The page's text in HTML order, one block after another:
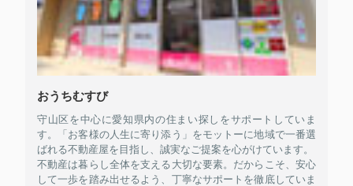
おうちむすび
守山区を中心に愛知県内の住まい探しをサポートしていま
す。「お客様の人生に寄り添う」をモットーに地域で一番選
ばれる不動産屋を目指し、誠実なご提案を心がけています。
不動産は暮らし全体を支える大切な要素。だからこそ、安心
して一歩を踏み出せるよう、丁寧なサポートを徹底していま